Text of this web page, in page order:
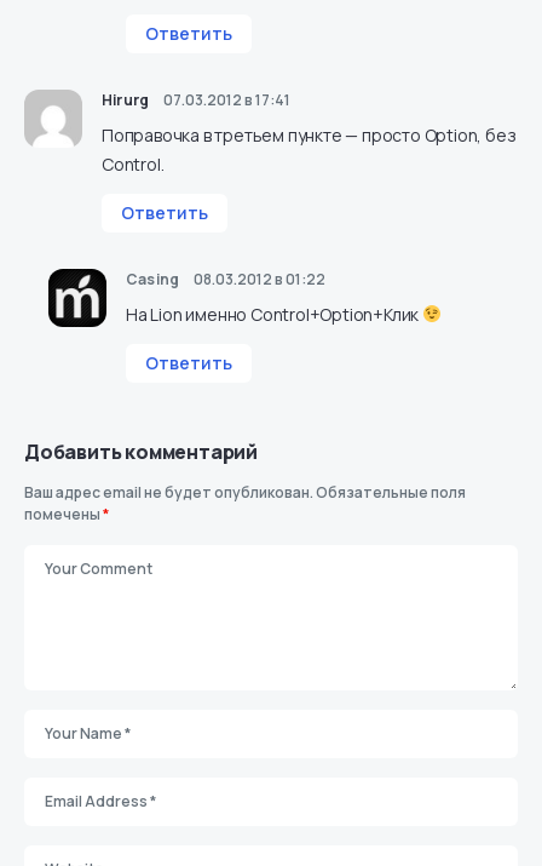
Ответить
Hirurg 07.03.2012 в 17:41
Поправочка в третьем пункте — просто Option, без
Control.
Ответить
Casing 08.03.2012 в 01:22
На Lion именно Control+Option+Клик
Ответить
Добавить комментарий
Ваш адрес email не будет опубликован.Обязательные поля
помечены*